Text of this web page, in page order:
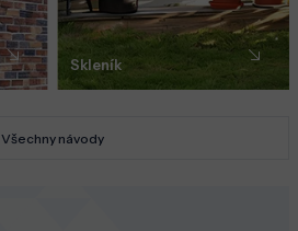
Skleník
Všechny návody